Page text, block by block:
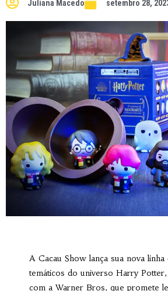
Juliana Macedo setembro 28,
A Cacau Show lança sua nova
temáticos do universo Harry
com a Warner Bros, que promete